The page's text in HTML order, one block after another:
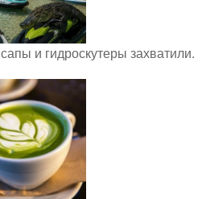
и гидроскутеры захватили.